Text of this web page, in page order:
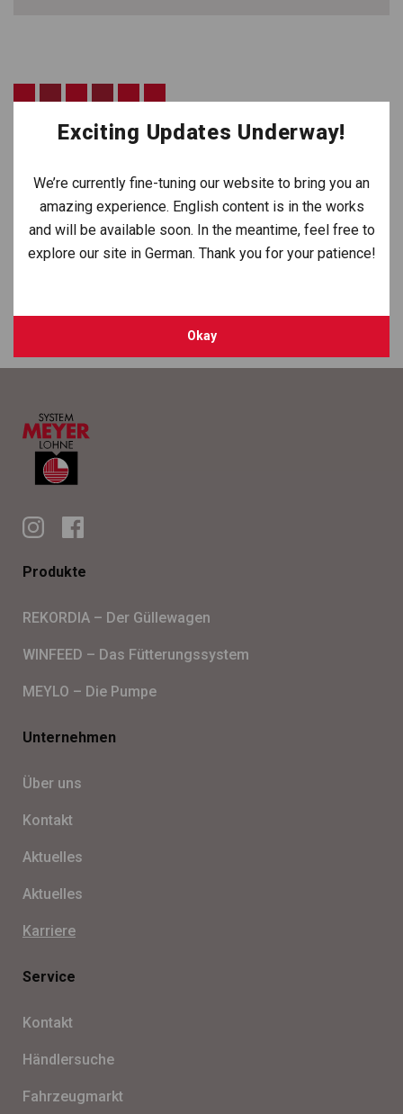
NICHTS DABEI?
Sollte keine pas­sende Stel­len­aus­schrei­bung dabei
sein, sen­den Sie uns gerne eine Initia­tiv­be­wer­bung an
fol­gende Adresse:bewerbung@meyer-lohne.de
Produkte
REKORDIA – Der Gül­le­wa­gen
WINFEED – Das Füt­te­rungs­sys­tem
MEYLO – Die Pumpe
Unternehmen
Über uns
Kon­takt
Aktu­el­les
Aktu­el­les
Kar­riere
Service
Kon­takt
Händ­ler­su­che
Fahr­zeug­markt
Okay